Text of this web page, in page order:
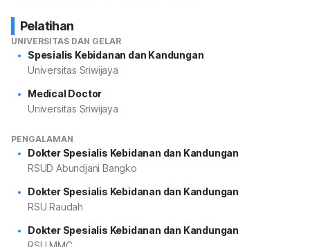
Pelatihan
UNIVERSITAS DAN GELAR
Spesialis Kebidanan dan Kandungan
Universitas Sriwijaya
Medical Doctor
Universitas Sriwijaya
PENGALAMAN
Dokter Spesialis Kebidanan dan Kandungan
RSUD Abundjani Bangko
Dokter Spesialis Kebidanan dan Kandungan
RSU Raudah
Dokter Spesialis Kebidanan dan Kandungan